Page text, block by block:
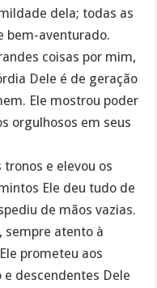
dela; todas as
bem-aventurado.
coisas por mim,
Dele é de geração
Ele mostrou poder
orgulhosos em seus
tronos e elevou os
Ele deu tudo de
de mãos vazias.
sempre atento à
prometeu aos
e descendentes Dele